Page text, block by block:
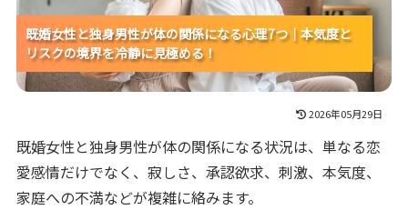
既婚女性と独身男性が体の関係になる心理7つ｜本気度と
リスクの境界を冷静に見極める！
既婚女性と独身男性が体の関係になる心理7つ｜本気度と
リスクの境界を冷静に見極める！
既婚女性と独身男性が体の関係になる心理7つ｜本気度と
リスクの境界を冷静に見極める！
2026年05月29日
既婚女性と独身男性が体の関係になる状況は、単なる恋
愛感情だけでなく、寂しさ、承認欲求、刺激、本気度、
家庭への不満などが複雑に絡みます。